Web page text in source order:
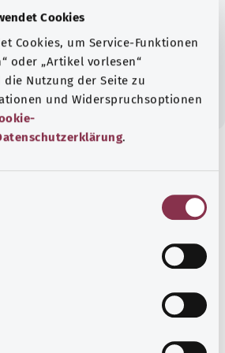
Cookies
Cookies, um Service-Funktionen
oder „Artikel vorlesen“
Nutzung der Seite zu
und Widerspruchsoptionen
.
Nein
Artikel